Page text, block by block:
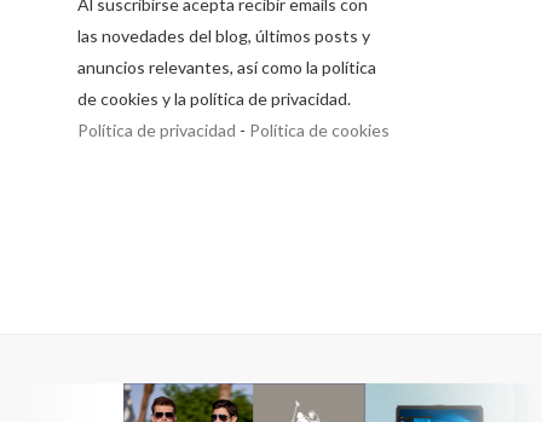
Al suscribirse acepta recibir emails con
las novedades del blog, últimos posts y
anuncios relevantes, así como la política
de cookies y la política de privacidad.
Política de privacidad - Política de cookies